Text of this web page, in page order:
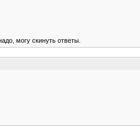
могу скинуть ответы.